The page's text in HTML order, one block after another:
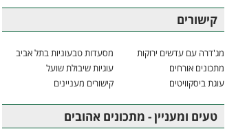
קישורים
מג'דרה עם עדשים ירוקות
מסעדות טבעוניות בתל אביב
מתכונים אורחים
עוגיות שיבולת שועל
עוגת ביסקוויטים
קישורים מעניינים
טעים ומעניין - מתכונים אהובים